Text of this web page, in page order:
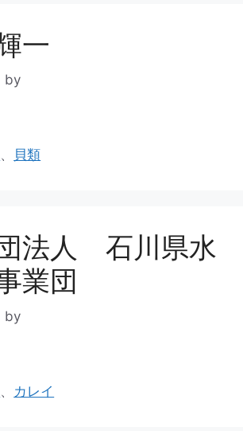
一
by
、 貝類
法人 石川県水
業団
by
、 カレイ